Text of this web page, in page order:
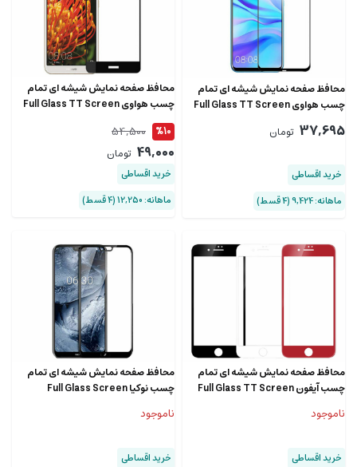
محافظ صفحه نمایش شیشه ای تمام
چسب هواوی Full Glass TT Screen
Protector Huawei Nova 5i
37,695 تومان
خرید اقساطی
ماهانه: 9,424 (۴ قسط)
محافظ صفحه نمایش شیشه ای تمام
چسب هواوی Full Glass TT Screen
Protector Huawei Y6 2018
%10
54,500
49,000 تومان
خرید اقساطی
ماهانه: 12,250 (۴ قسط)
محافظ صفحه نمایش شیشه ای تمام
چسب آیفون Full Glass TT Screen
Plus
ناموجود
خرید اقساطی
محافظ صفحه نمایش شیشه ای تمام
چسب نوکیا Full Glass Screen
ناموجود
خرید اقساطی